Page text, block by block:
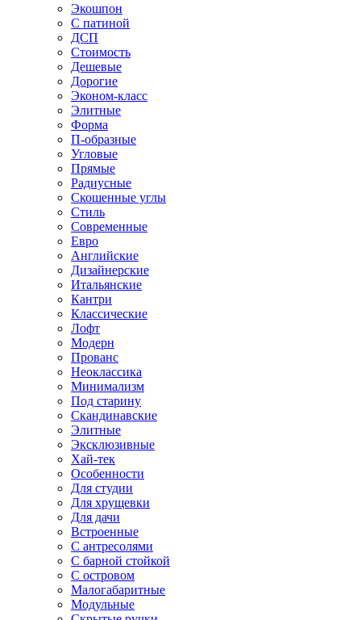
Экошпон
С патиной
ДСП
Стоимость
Дешевые
Дорогие
Эконом-класс
Элитные
Форма
П-образные
Угловые
Прямые
Радиусные
Скошенные углы
Стиль
Современные
Евро
Английские
Дизайнерские
Итальянские
Кантри
Классические
Лофт
Модерн
Прованс
Неоклассика
Минимализм
Под старину
Скандинавские
Элитные
Эксклюзивные
Хай-тек
Особенности
Для студии
Для хрущевки
Для дачи
Встроенные
С антресолями
С барной стойкой
С островом
Малогабаритные
Модульные